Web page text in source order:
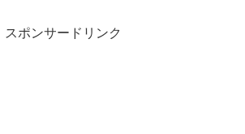
スポンサードリンク